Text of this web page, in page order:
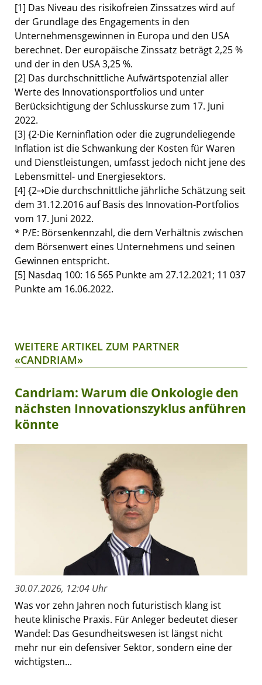
[1] Das Niveau des risikofreien Zinssatzes wird auf
der Grundlage des Engagements in den
Unternehmensgewinnen in Europa und den USA
berechnet. Der europäische Zinssatz beträgt 2,25 %
und der in den USA 3,25 %.
[2] Das durchschnittliche Aufwärtspotenzial aller
Werte des Innovationsportfolios und unter
Berücksichtigung der Schlusskurse zum 17. Juni
2022.
[3] {2∙Die Kerninflation oder die zugrundeliegende
Inflation ist die Schwankung der Kosten für Waren
und Dienstleistungen, umfasst jedoch nicht jene des
Lebensmittel- und Energiesektors.
[4] {2⇢Die durchschnittliche jährliche Schätzung seit
dem 31.12.2016 auf Basis des Innovation-Portfolios
vom 17. Juni 2022.
* P/E: Börsenkennzahl, die dem Verhältnis zwischen
dem Börsenwert eines Unternehmens und seinen
Gewinnen entspricht.
[5] Nasdaq 100: 16 565 Punkte am 27.12.2021; 11 037
Punkte am 16.06.2022.
WEITERE ARTIKEL ZUM PARTNER
«CANDRIAM»
Candriam: Warum die Onkologie den
nächsten Innovationszyklus anführen
könnte
30.07.2026, 12:04 Uhr
Was vor zehn Jahren noch futuristisch klang ist
heute klinische Praxis. Für Anleger bedeutet dieser
Wandel: Das Gesundheitswesen ist längst nicht
mehr nur ein defensiver Sektor, sondern eine der
wichtigsten...